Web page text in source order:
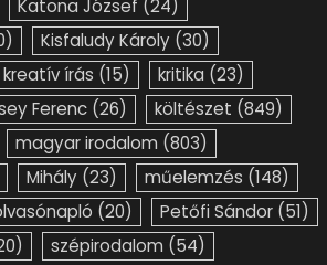
Katona József (24)
Kisfaludy Károly (30)
kreatív írás (15) kritika (23)
Ferenc (26) költészet (849)
magyar irodalom (803)
Mihály (23) műelemzés (148)
(20) Petőfi Sándor (51)
szépirodalom (54)